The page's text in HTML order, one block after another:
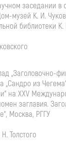
заседании в
музей К. И.
библиотеки К.
„Заголовочно-
„Сандро из
на ХХV
заглавия.
Москва, РГГУ
Толстого